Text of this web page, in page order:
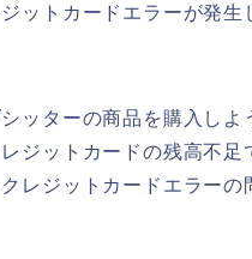
ットカードエラーが発
ッターの商品を購入し
ジットカードの残高不
レジットカードエラーの